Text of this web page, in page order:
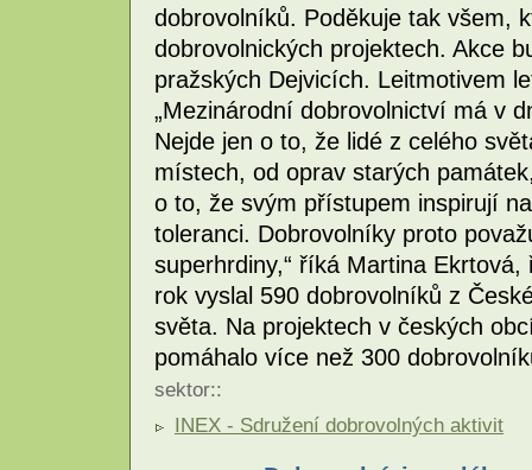
dobrovolníků. Poděkuje tak všem,
dobrovolnických projektech. Akce
pražských Dejvicích. Leitmotivem
„Mezinárodní dobrovolnictví má v
Nejde jen o to, že lidé z celého
místech, od oprav starých
o to, že svým přístupem inspirují
toleranci. Dobrovolníky proto
superhrdiny,“ říká Martina
rok vyslal 590 dobrovolníků z
světa. Na projektech v českých
pomáhalo více než 300
sektor::
INEX - Sdružení dobrovolných aktivit